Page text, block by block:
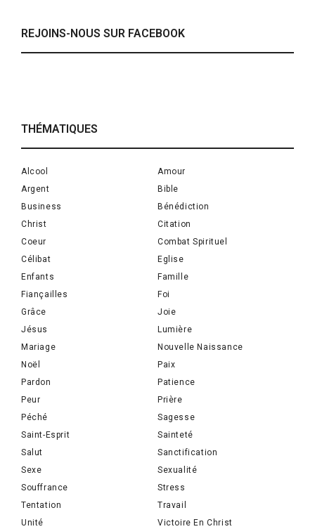
REJOINS-NOUS SUR FACEBOOK
THÉMATIQUES
Alcool
Amour
Argent
Bible
Business
Bénédiction
Christ
Citation
Coeur
Combat Spirituel
Célibat
Eglise
Enfants
Famille
Fiançailles
Foi
Grâce
Joie
Jésus
Lumière
Mariage
Nouvelle Naissance
Noël
Paix
Pardon
Patience
Peur
Prière
Péché
Sagesse
Saint-Esprit
Sainteté
Salut
Sanctification
Sexe
Sexualité
Souffrance
Stress
Tentation
Travail
Unité
Victoire En Christ